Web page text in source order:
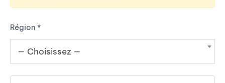
Région *
— Choisissez —